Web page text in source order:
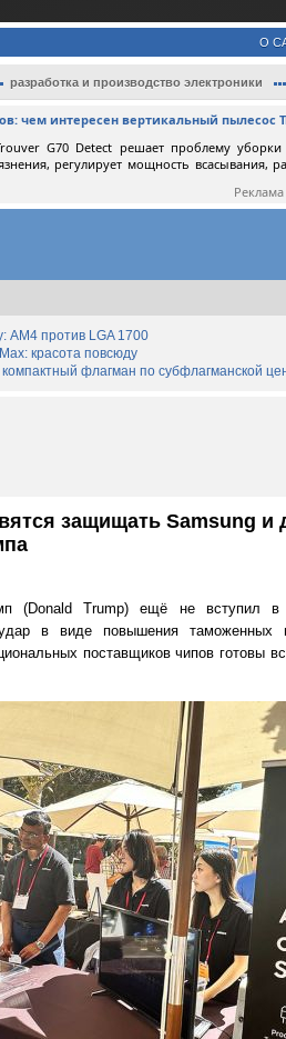
О
разработка и производство электроники
чем интересен вертикальный пылесос
G70 Detect решает проблему
регулирует мощность всасывания,
AM4 против LGA 1700
красота повсюду
флагман по субфлагманской
защищать Samsung и
(Donald Trump) ещё не вступил в
в виде повышения таможенных
поставщиков чипов готовы